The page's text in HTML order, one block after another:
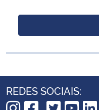
REDES SOCIAIS: